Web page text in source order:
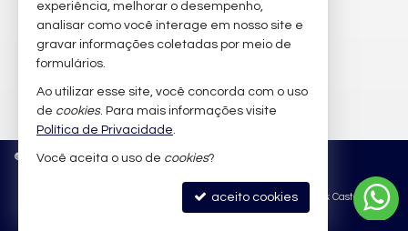
cadastre seu imóvel
imóveis favoritos
mapa de imóveis
© 2026 CRECI/SC 6.388-J Política de Privacidade
Site para imobiliárias: Castel Digital
experiência, melhorar o desempenho,
analisar como você interage em nosso site e
gravar informações coletadas por meio de
formulários.
Ao utilizar esse site, você concorda com o uso
de cookies. Para mais informações visite
Política de Privacidade.
Você aceita o uso de cookies?
aceito cookies